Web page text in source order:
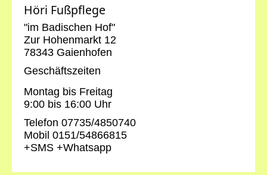
Höri Fußpflege
"im Badischen Hof"
Zur Hohenmarkt 12
78343 Gaienhofen
Geschäftszeiten
Montag bis Freitag
9:00 bis 16:00 Uhr
Telefon 07735/4850740
Mobil 0151/54866815
+SMS +Whatsapp